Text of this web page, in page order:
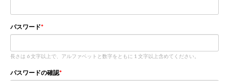
パスワード
長さは 6 文字以上で、アルファベットと数字をともに 1 文字以上含めてください。
パスワードの確認